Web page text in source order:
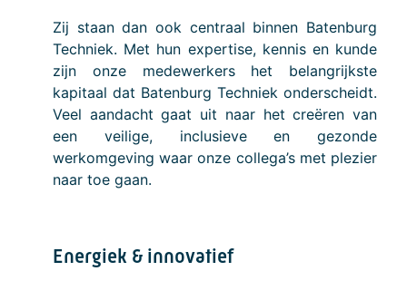
Zij staan dan ook centraal binnen Batenburg
Techniek. Met hun expertise, kennis en kunde
zijn onze medewerkers het belangrijkste
kapitaal dat Batenburg Techniek onderscheidt.
Veel aandacht gaat uit naar het creëren van
een veilige, inclusieve en gezonde
werkomgeving waar onze collega’s met plezier
naar toe gaan.
Energiek & innovatief